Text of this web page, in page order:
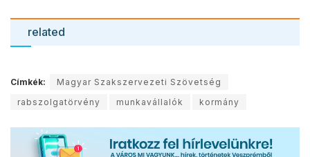
related
Címkék:
Magyar Szakszervezeti Szövetség
rabszolgatörvény
munkavállalók kormány